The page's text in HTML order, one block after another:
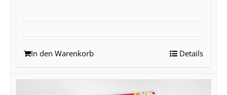
In den Warenkorb Details